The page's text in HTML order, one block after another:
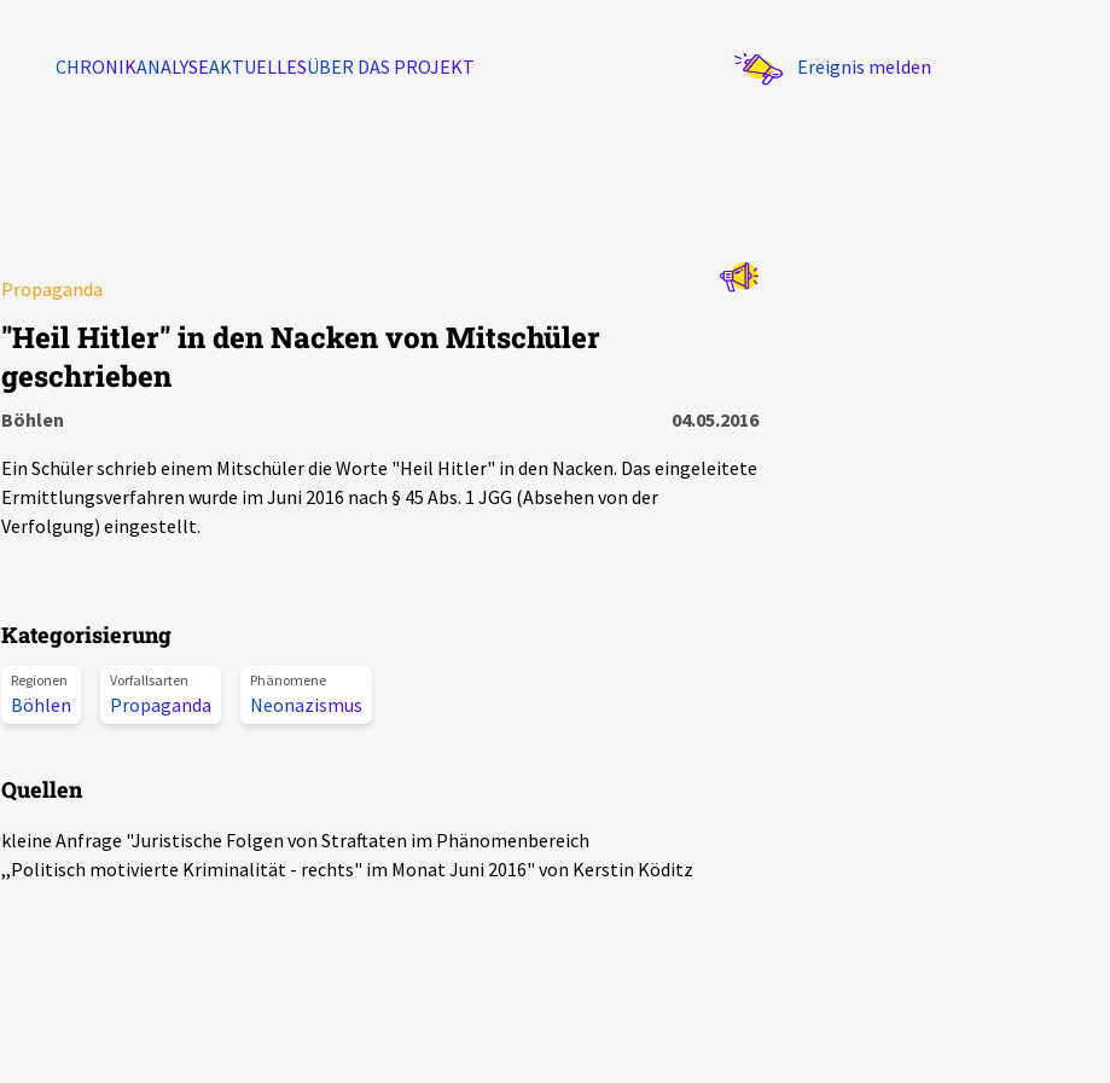
CHRONIKANALYSEAKTUELLESÜBER DAS PROJEKT Ereignis melden
Propaganda
"Heil Hitler" in den Nacken von Mitschüler
geschrieben
Böhlen
04.05.2016
Ein Schüler schrieb einem Mitschüler die Worte "Heil Hitler" in den Nacken. Das eingeleitete
Ermittlungsverfahren wurde im Juni 2016 nach § 45 Abs. 1 JGG (Absehen von der
Verfolgung) eingestellt.
Kategorisierung
Regionen
Böhlen
Vorfallsarten
Propaganda
Phänomene
Neonazismus
Quellen
kleine Anfrage "Juristische Folgen von Straftaten im Phänomenbereich
,,Politisch motivierte Kriminalität - rechts" im Monat Juni 2016" von Kerstin Köditz